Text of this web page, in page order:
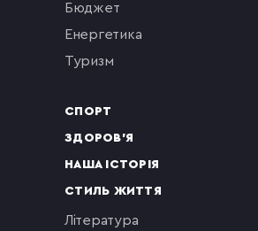
бюджет
енергетика
туризм
СПОРТ
ЗДОРОВ'Я
НАША ІСТОРІЯ
СТИЛЬ ЖИТТЯ
література